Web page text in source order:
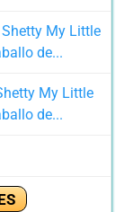
My Little
de...